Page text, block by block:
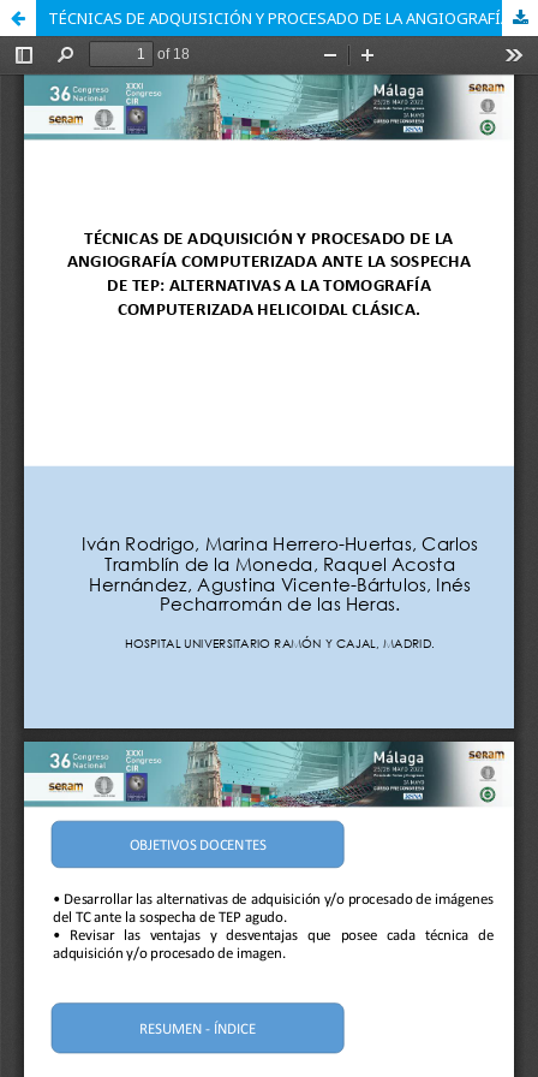
TÉCNICAS DE ADQUISICIÓN Y PROCESADO DE LA ANGIOGRAFÍA POR TOMOGRAFIA COMPUTERIZADA (A-TC) ANTE LA SOSPECHA DE TROMBOEMBOLISMO PULMONAR (TEP).